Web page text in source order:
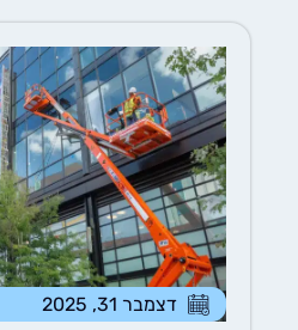
דצמבר 31, 2025